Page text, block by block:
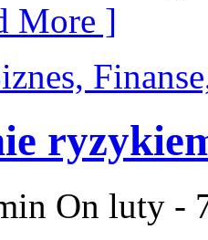
More ]
On luty -